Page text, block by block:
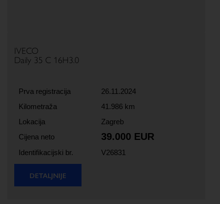
IVECO
Daily 35 C 16H3.0
Prva registracija
26.11.2024
Kilometraža
41.986 km
Lokacija
Zagreb
Cijena neto
39.000 EUR
Identifikacijski br. V26831
DETALJNIJE